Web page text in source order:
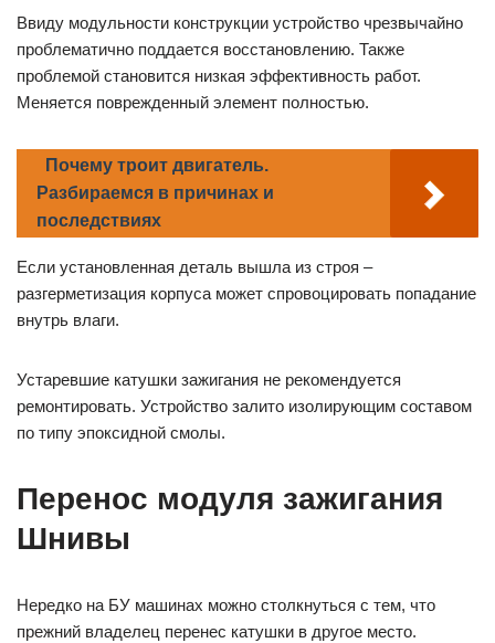
Ввиду модульности конструкции устройство чрезвычайно
проблематично поддается восстановлению. Также
проблемой становится низкая эффективность работ.
Меняется поврежденный элемент полностью.
Почему троит двигатель.
Разбираемся в причинах и
последствиях
Если установленная деталь вышла из строя –
разгерметизация корпуса может спровоцировать попадание
внутрь влаги.
Устаревшие катушки зажигания не рекомендуется
ремонтировать. Устройство залито изолирующим составом
по типу эпоксидной смолы.
Перенос модуля зажигания
Шнивы
Нередко на БУ машинах можно столкнуться с тем, что
прежний владелец перенес катушки в другое место.